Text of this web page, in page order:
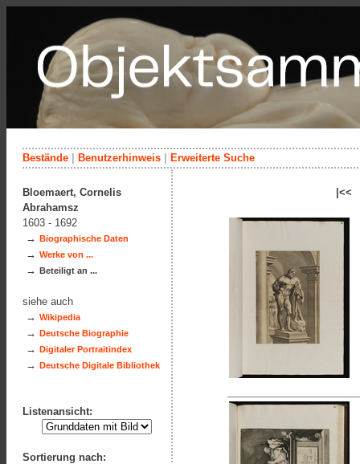
Bestände Benutzerhinweis Erweiterte Suche
Bloemaert, Cornelis
Abrahamsz
1603 - 1692
→ Biographische Daten
→ Werke von ...
→ Beteiligt an ...
siehe auch
→ Wikipedia
→ Deutsche Biographie
→ Digitaler Portraitindex
→ Deutsche Digitale Bibliothek
Listenansicht:
Sortierung nach: